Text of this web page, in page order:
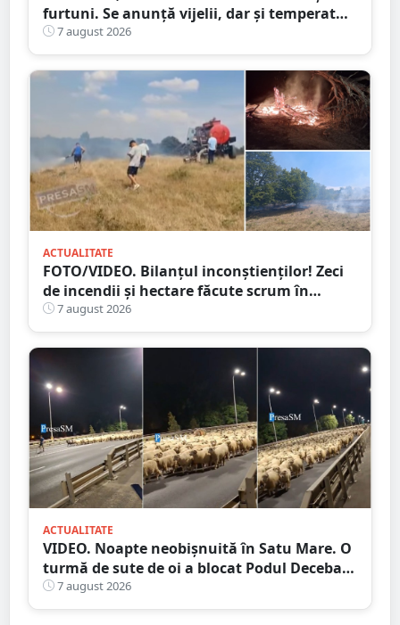
furtuni. Se anunță vijelii, dar și temperaturi
ridicate. Avertizarea ANM
7 august 2026
ACTUALITATE
FOTO/VIDEO. Bilanțul inconștienților! Zeci
de incendii și hectare făcute scrum în
județul Satu Mare
7 august 2026
ACTUALITATE
VIDEO. Noapte neobișnuită în Satu Mare. O
turmă de sute de oi a blocat Podul Decebal.
Gest de apreciat al ciobanului
7 august 2026